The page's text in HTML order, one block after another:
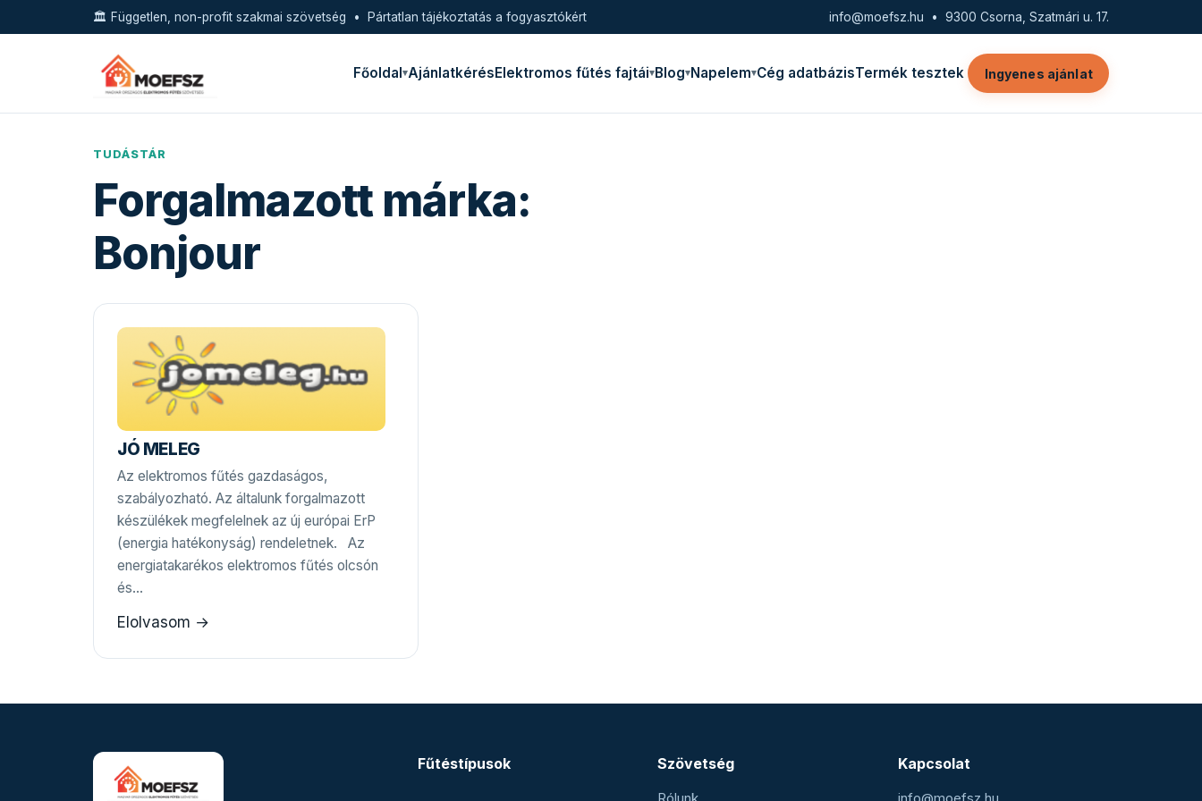
🏛️ Független, non-profit szakmai szövetség • Pártatlan tájékoztatás a fogyasztókért info@moefsz.hu • 9300 Csorna, Szatmári u. 17.
Főoldal AjánlatkérésElektromos fűtés fajtái Blog Napelem Cég adatbázisTermék tesztek Ingyenes ajánlat
TUDÁSTÁR
Forgalmazott márka:
Bonjour
JÓ MELEG
Az elektromos fűtés gazdaságos,
szabályozható. Az általunk forgalmazott
készülékek megfelelnek az új európai ErP
(energia hatékonyság) rendeletnek. Az
energiatakarékos elektromos fűtés olcsón
és…
Elolvasom →
Fűtéstípusok Szövetség Kapcsolat